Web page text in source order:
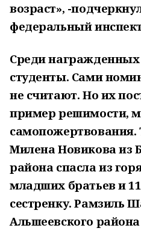
возраст», -
федеральный
Среди
студенты. Сами
не считают. Но их
пример решимости,
самопожертвования.
Милена Новикова из
района спасла из
младших братьев и
сестренку. Рамзиль
Альшеевского